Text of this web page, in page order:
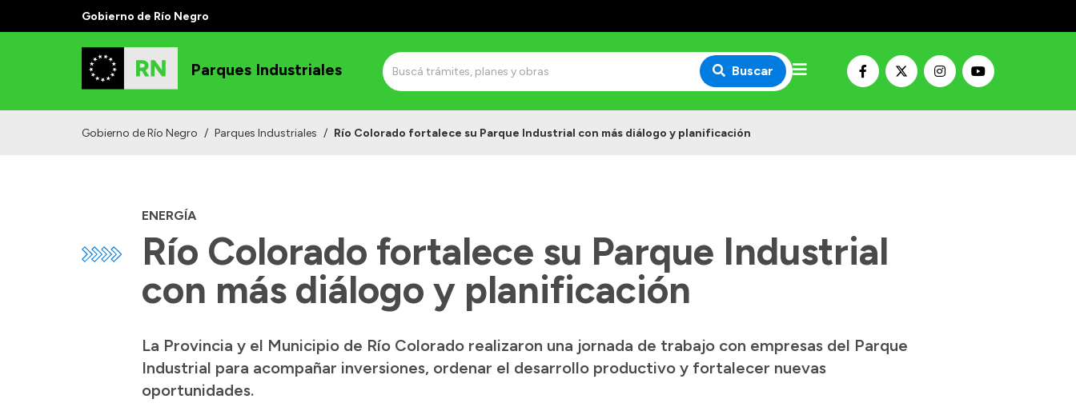
Gobierno de Río Negro
Parques Industriales Buscar
Gobierno de Río Negro / Parques Industriales / Río Colorado fortalece su Parque Industrial con más diálogo y planificación
ENERGÍA
Río Colorado fortalece su Parque Industrial
con más diálogo y planificación
La Provincia y el Municipio de Río Colorado realizaron una jornada de trabajo con empresas del Parque
Industrial para acompañar inversiones, ordenar el desarrollo productivo y fortalecer nuevas
oportunidades.